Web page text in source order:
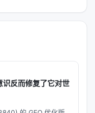
反而修复了它对世